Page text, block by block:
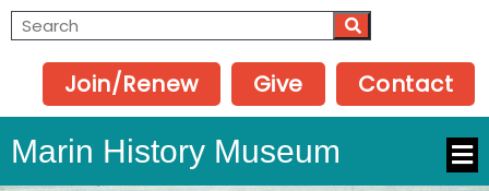
Join/Renew Give Contact
Marin History Museum